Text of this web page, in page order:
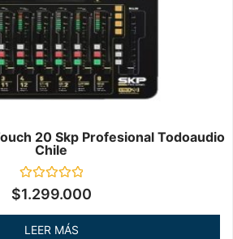
20 Skp Profesional Todoaudio
Chile
Valorado
en
$1.299.000
LEER MÁS